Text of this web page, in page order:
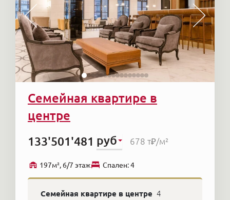
Семейная квартире в
центре
133'501'481 руб 678 т₽/м²
197м², 6/7 этаж Cпален: 4
Семейная квартире в центре 4